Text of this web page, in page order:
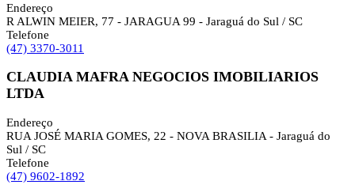
Endereço
R ALWIN MEIER, 77 - JARAGUA 99 - Jaraguá do Sul / SC
Telefone
(47) 3370-3011
CLAUDIA MAFRA NEGOCIOS IMOBILIARIOS
LTDA
Endereço
RUA JOSÉ MARIA GOMES, 22 - NOVA BRASILIA - Jaraguá do
Sul / SC
Telefone
(47) 9602-1892